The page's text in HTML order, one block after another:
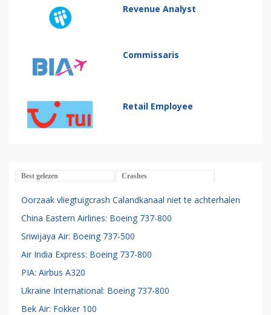
Revenue Analyst
Commissaris
Retail Employee
Best gelezen Crashes
Oorzaak vliegtuigcrash Calandkanaal niet te achterhalen
China Eastern Airlines: Boeing 737-800
Sriwijaya Air: Boeing 737-500
Air India Express: Boeing 737-800
PIA: Airbus A320
Ukraine International: Boeing 737-800
Bek Air: Fokker 100